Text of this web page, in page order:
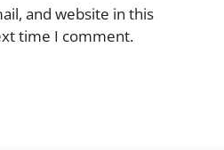
and website in this
time I comment.